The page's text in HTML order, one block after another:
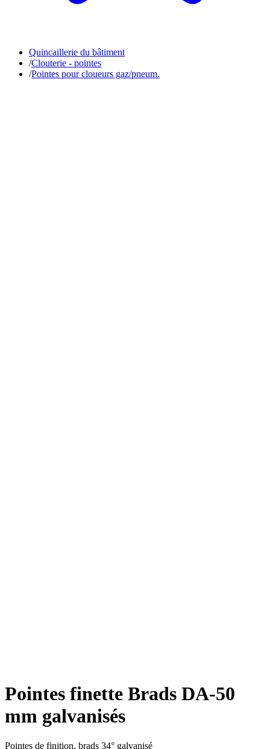
Quincaillerie du bâtiment
/Clouterie - pointes
/Pointes pour cloueurs gaz/pneum.
Pointes finette Brads DA-50
mm galvanisés
Pointes de finition, brads 34° galvanisé